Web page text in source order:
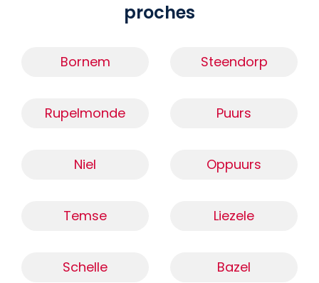
proches
Bornem Steendorp
Rupelmonde Puurs
Niel Oppuurs
Temse Liezele
Schelle Bazel